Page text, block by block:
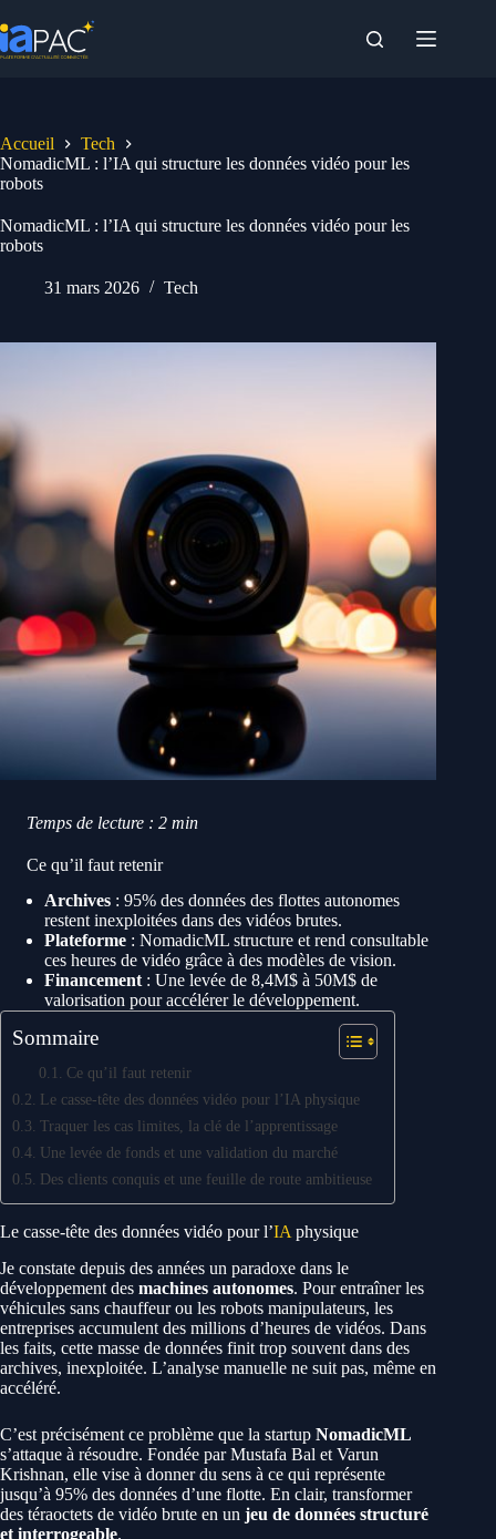
au
contenu
Accueil
Tech
NomadicML : l’IA qui structure les données vidéo pour les
robots
NomadicML : l’IA qui structure les données vidéo pour les
robots
31 mars 2026 Tech
Temps de lecture : 2 min
Ce qu’il faut retenir
Archives : 95% des données des flottes autonomes
restent inexploitées dans des vidéos brutes.
Plateforme : NomadicML structure et rend consultable
ces heures de vidéo grâce à des modèles de vision.
Financement : Une levée de 8,4M$ à 50M$ de
valorisation pour accélérer le développement.
Sommaire
Ce qu’il faut retenir
Le casse-tête des données vidéo pour l’IA physique
Traquer les cas limites, la clé de l’apprentissage
Une levée de fonds et une validation du marché
Des clients conquis et une feuille de route ambitieuse
Le casse-tête des données vidéo pour l’IA physique
Je constate depuis des années un paradoxe dans le
développement des machines autonomes. Pour entraîner les
véhicules sans chauffeur ou les robots manipulateurs, les
entreprises accumulent des millions d’heures de vidéos. Dans
les faits, cette masse de données finit trop souvent dans des
archives, inexploitée. L’analyse manuelle ne suit pas, même en
accéléré.
C’est précisément ce problème que la startup NomadicML
s’attaque à résoudre. Fondée par Mustafa Bal et Varun
Krishnan, elle vise à donner du sens à ce qui représente
jusqu’à 95% des données d’une flotte. En clair, transformer
des téraoctets de vidéo brute en un jeu de données structuré
et interrogeable.